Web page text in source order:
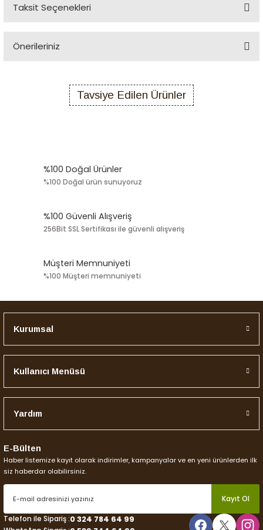
Bu ürüne ilk yorumu siz yapın!
Taksit Seçenekleri
Önerileriniz
konularda yetersiz gördüğünüz noktaları öneri formunu kullanarak
tarafımıza iletebilirsiniz.
Görüş ve önerileriniz için teşekkür ederiz.
Ürün bilgilerinde hatalar bulunuyor.
Ürün fiyatı diğer sitelerden daha pahalı.
Gönder
Tavsiye Edilen Ürünler
1.000,00 TL
Stokta Yok
Tükendi
%100 Doğal Ürünler
%100 Doğal ürün sunuyoruz
%100 Güvenli Alışveriş
256Bit SSL Sertifikası ile güvenli alışveriş
Müşteri Memnuniyeti
%100 Müşteri memnuniyeti
Kurumsal
Kullanıcı Menüsü
Yardım
E-Bülten
Haber listemize kayıt olarak indirimler, kampanyalar ve en yeni ürünlerden ilk
siz haberdar olabilirsiniz.
Kayıt Ol
Telefon ile Sipariş :0 324 784 64 99